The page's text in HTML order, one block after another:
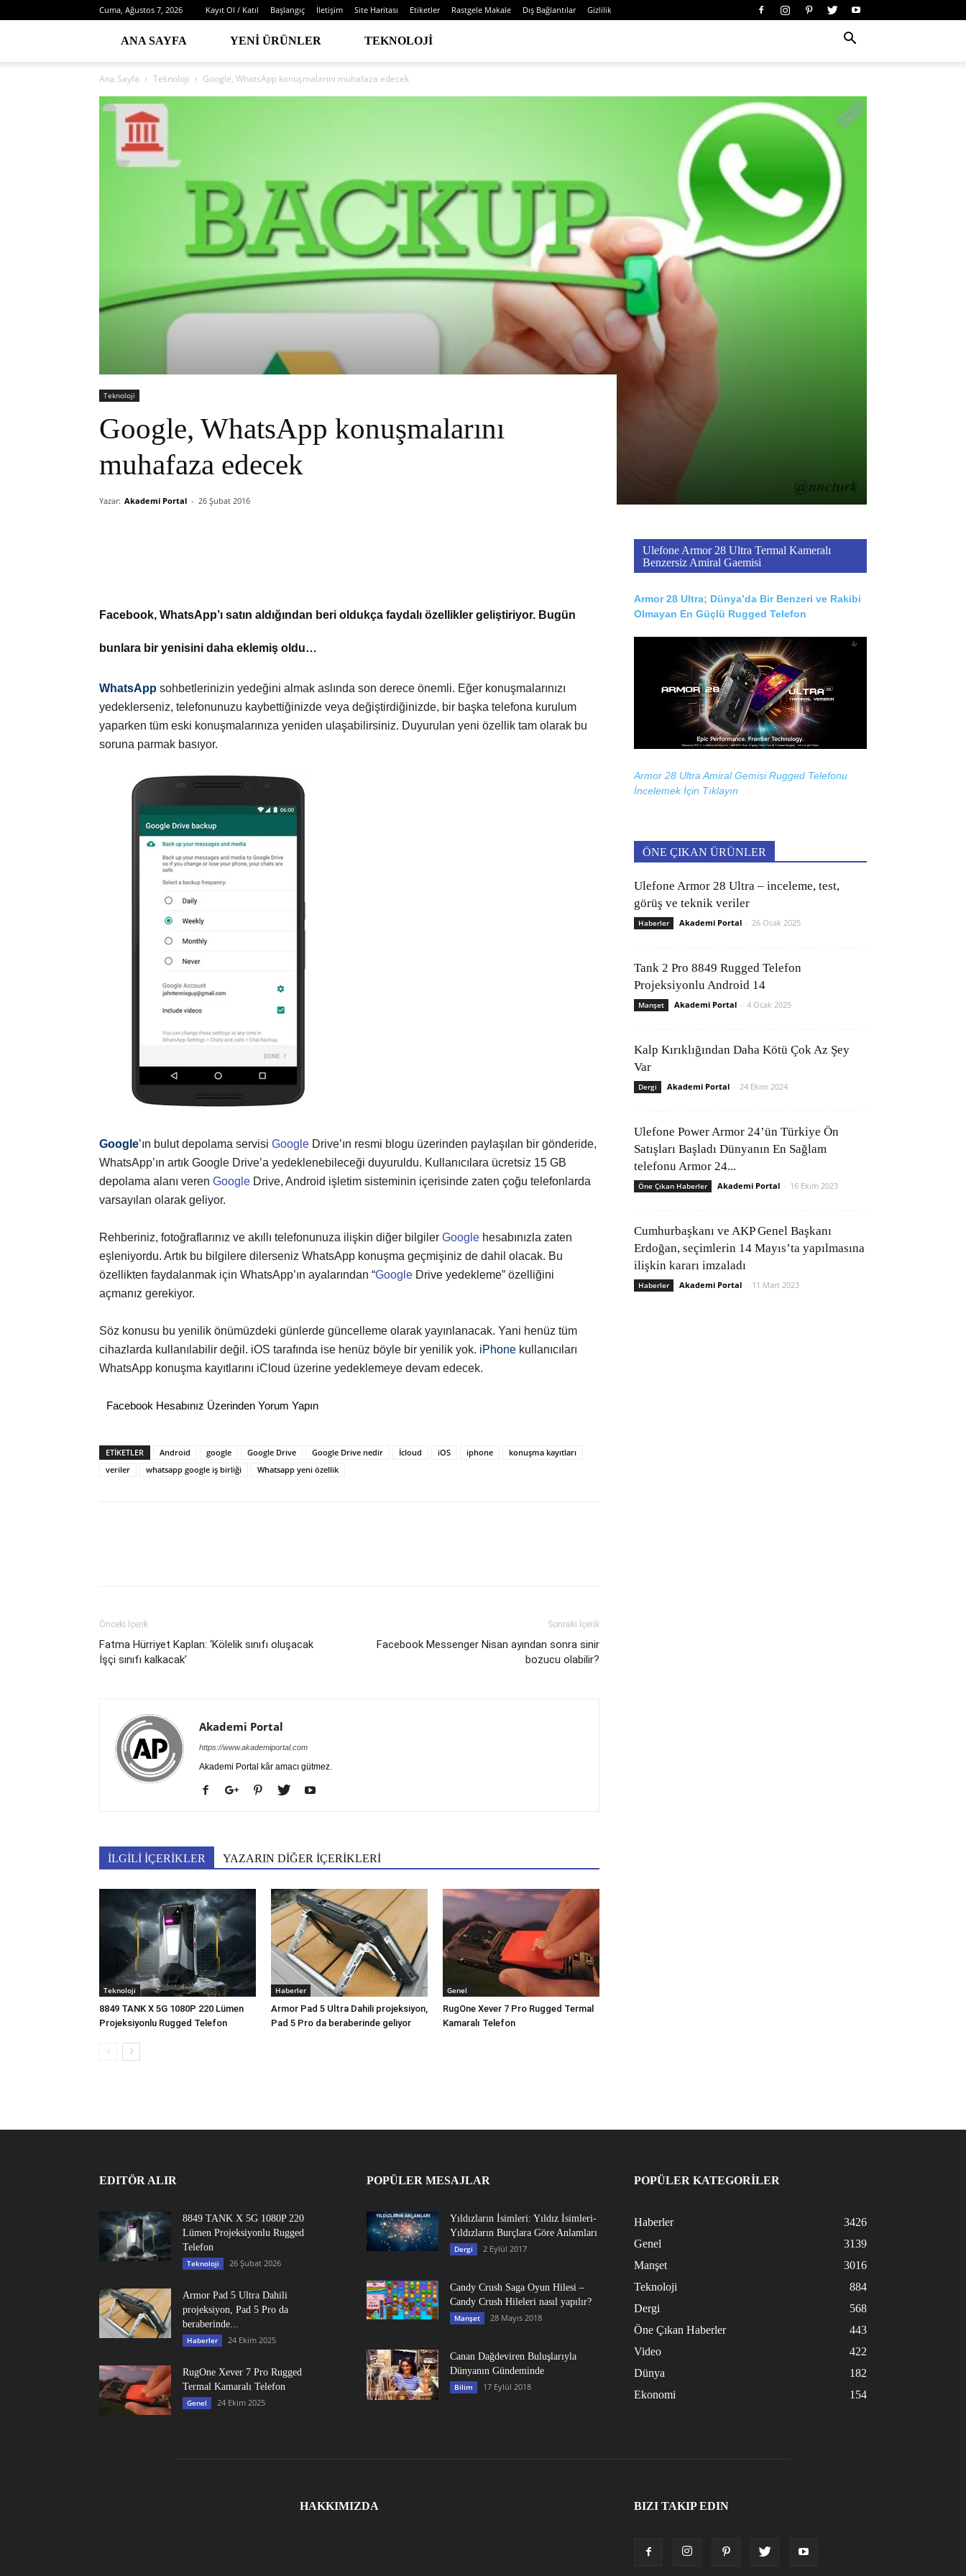
Cuma, Ağustos 7, 2026 Kayıt Ol / Katıl Başlangıç İletişim Site Haritası Etiketler Rastgele Makale Dış Bağlantılar Gizlilik
ANA SAYFA YENI ÜRÜNLER TEKNOLOJI
Ana Sayfa Teknoloji Google, WhatsApp konuşmalarını muhafaza edecek
Teknoloji
Google, WhatsApp konuşmalarını
muhafaza edecek
Yazar: Akademi Portal - 26 Şubat 2016
Facebook, WhatsApp’ı satın aldığından beri oldukça faydalı özellikler geliştiriyor. Bugün
bunlara bir yenisini daha eklemiş oldu…
WhatsApp sohbetlerinizin yedeğini almak aslında son derece önemli. Eğer konuşmalarınızı
yedeklerseniz, telefonunuzu kaybettiğinizde veya değiştirdiğinizde, bir başka telefona kurulum
yaparken tüm eski konuşmalarınıza yeniden ulaşabilirsiniz. Duyurulan yeni özellik tam olarak bu
soruna parmak basıyor.
Google’ın bulut depolama servisi Google Drive’ın resmi blogu üzerinden paylaşılan bir gönderide,
WhatsApp’ın artık Google Drive’a yedeklenebileceği duyuruldu. Kullanıcılara ücretsiz 15 GB
depolama alanı veren Google Drive, Android işletim sisteminin içerisinde zaten çoğu telefonlarda
varsayılan olarak geliyor.
Rehberiniz, fotoğraflarınız ve akıllı telefonunuza ilişkin diğer bilgiler Google hesabınızla zaten
eşleniyordu. Artık bu bilgilere dilerseniz WhatsApp konuşma geçmişiniz de dahil olacak. Bu
özellikten faydalanmak için WhatsApp’ın ayalarından “Google Drive yedekleme” özelliğini
açmanız gerekiyor.
Söz konusu bu yenilik önümüzdeki günlerde güncelleme olarak yayınlanacak. Yani henüz tüm
cihazlarda kullanılabilir değil. iOS tarafında ise henüz böyle bir yenilik yok. iPhone kullanıcıları
WhatsApp konuşma kayıtlarını iCloud üzerine yedeklemeye devam edecek.
Facebook Hesabınız Üzerinden Yorum Yapın
ETİKETLER Android google Google Drive Google Drive nedir İcloud iOS iphone
konuşma kayıtları
veriler
whatsapp google iş birliği Whatsapp yeni özellik
Önceki İçerik
Fatma Hürriyet Kaplan: ‘Kölelik sınıfı oluşacak
İşçi sınıfı kalkacak’
Sonraki İçerik
Facebook Messenger Nisan ayından sonra sinir
bozucu olabilir?
Akademi Portal
https://www.akademiportal.com
Akademi Portal kâr amacı gütmez.
İLGİLİ İÇERİKLER YAZARIN DİĞER İÇERİKLERİ
Teknoloji
8849 TANK X 5G 1080P 220 Lümen
Projeksiyonlu Rugged Telefon
Haberler
Armor Pad 5 Ultra Dahili projeksiyon,
Pad 5 Pro da beraberinde geliyor
Genel
RugOne Xever 7 Pro Rugged Termal
Kamaralı Telefon
Ulefone Armor 28 Ultra Termal Kameralı
Benzersiz Amiral Gaemisi
Armor 28 Ultra; Dünya’da Bir Benzeri ve Rakibi
Olmayan En Güçlü Rugged Telefon
Armor 28 Ultra Amiral Gemisi Rugged Telefonu
İncelemek İçin Tıklayın
ÖNE ÇIKAN ÜRÜNLER
Ulefone Armor 28 Ultra – inceleme, test,
görüş ve teknik veriler
Haberler Akademi Portal - 26 Ocak 2025
Tank 2 Pro 8849 Rugged Telefon
Projeksiyonlu Android 14
Manşet Akademi Portal - 4 Ocak 2025
Kalp Kırıklığından Daha Kötü Çok Az Şey
Var
Dergi Akademi Portal - 24 Ekim 2024
Ulefone Power Armor 24’ün Türkiye Ön
Satışları Başladı Dünyanın En Sağlam
telefonu Armor 24...
Öne Çıkan Haberler Akademi Portal - 16 Ekim 2023
Cumhurbaşkanı ve AKP Genel Başkanı
Erdoğan, seçimlerin 14 Mayıs’ta yapılmasına
ilişkin kararı imzaladı
Haberler Akademi Portal - 11 Mart 2023
EDITÖR ALIR
8849 TANK X 5G 1080P 220
Lümen Projeksiyonlu Rugged
Telefon
Teknoloji 26 Şubat 2026
Armor Pad 5 Ultra Dahili
projeksiyon, Pad 5 Pro da
beraberinde...
Haberler 24 Ekim 2025
RugOne Xever 7 Pro Rugged
Termal Kamaralı Telefon
Genel 24 Ekim 2025
POPÜLER MESAJLAR
Yıldızların İsimleri: Yıldız İsimleri-
Yıldızların Burçlara Göre Anlamları
Dergi 2 Eylül 2017
Candy Crush Saga Oyun Hilesi –
Candy Crush Hileleri nasıl yapılır?
Manşet 28 Mayıs 2018
Canan Dağdeviren Buluşlarıyla
Dünyanın Gündeminde
Bilim 17 Eylül 2018
POPÜLER KATEGORİLER
Haberler
3426
Genel
3139
Manşet
3016
Teknoloji
884
Dergi
568
Öne Çıkan Haberler
443
Video
422
Dünya
182
Ekonomi
154
HAKKIMIZDA BIZI TAKIP EDIN